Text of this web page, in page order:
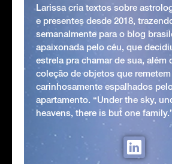
Larissa cria textos sobre
e presentes desde 2018,
semanalmente para o blog
apaixonada pelo céu, que
estrela pra chamar de sua, além
coleção de objetos que
carinhosamente espalhados
apartamento. “Under the sky,
heavens, there is but one